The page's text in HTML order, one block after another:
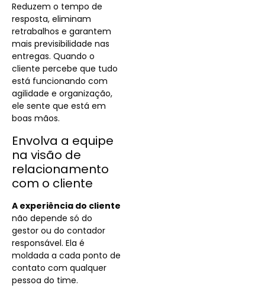
Reduzem o tempo de
resposta, eliminam
retrabalhos e garantem
mais previsibilidade nas
entregas. Quando o
cliente percebe que tudo
está funcionando com
agilidade e organização,
ele sente que está em
boas mãos.
Envolva a equipe
na visão de
relacionamento
com o cliente
A experiência do cliente
não depende só do
gestor ou do contador
responsável. Ela é
moldada a cada ponto de
contato com qualquer
pessoa do time.